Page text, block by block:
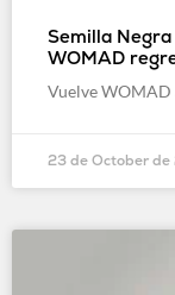
Semilla
WOMAD
Vuelve WOMAD
23 de October de